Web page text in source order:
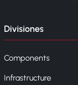
Divisiones
Components
Infrastructure